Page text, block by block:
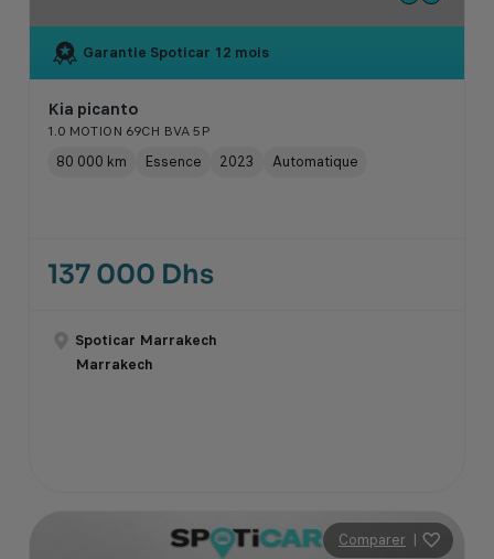
Garantie Spoticar 12 mois
Kia picanto
1.0 MOTION 69CH BVA 5P
80 000 km Essence 2023 Automatique
137 000 Dhs
Spoticar Marrakech
Marrakech
Comparer |